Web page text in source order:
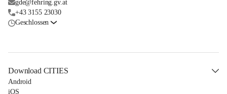
gde@fehring.gv.at
+43 3155 23030
Geschlossen
Download CITIES
Android
iOS